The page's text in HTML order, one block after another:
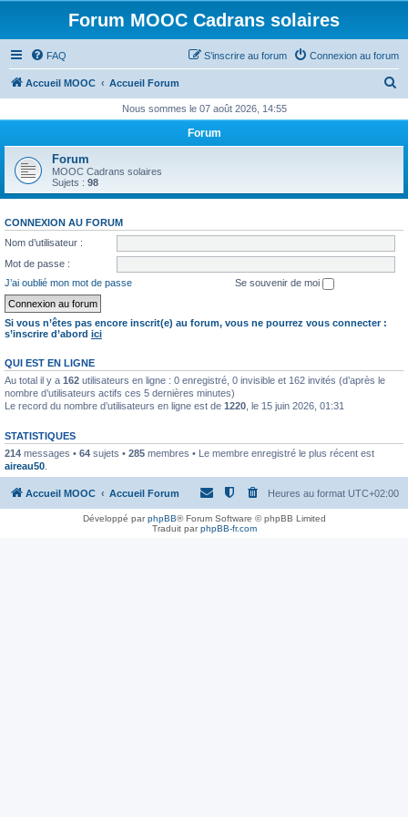
Forum MOOC Cadrans solaires
FAQ Connexion au forum
S’inscrire au forum
Accueil MOOC Accueil Forum
h
r
Nous sommes le 07 août 2026, 14:55
Forum
Forum
MOOC Cadrans solaires
Sujets : 98
CONNEXION AU FORUM
Nom d’utilisateur :
Mot de passe :
J’ai oublié mon mot de passe
Se souvenir de moi
Si vous n’êtes pas encore inscrit(e) au forum, vous ne pourrez vous connecter :
s’inscrire d’abord ici
QUI EST EN LIGNE
Au total il y a 162 utilisateurs en ligne : 0 enregistré, 0 invisible et 162 invités (d’après le
nombre d’utilisateurs actifs ces 5 dernières minutes)
Le record du nombre d’utilisateurs en ligne est de 1220 , le 15 juin 2026, 01:31
STATISTIQUES
214 messages • 64 sujets • 285 membres • Le membre enregistré le plus récent est
aireau50
Accueil MOOC Accueil Forum Heures au format UTC+02:00
Développé parphpBB® Forum Software © phpBB Limited
Traduit parphpBB-fr.com